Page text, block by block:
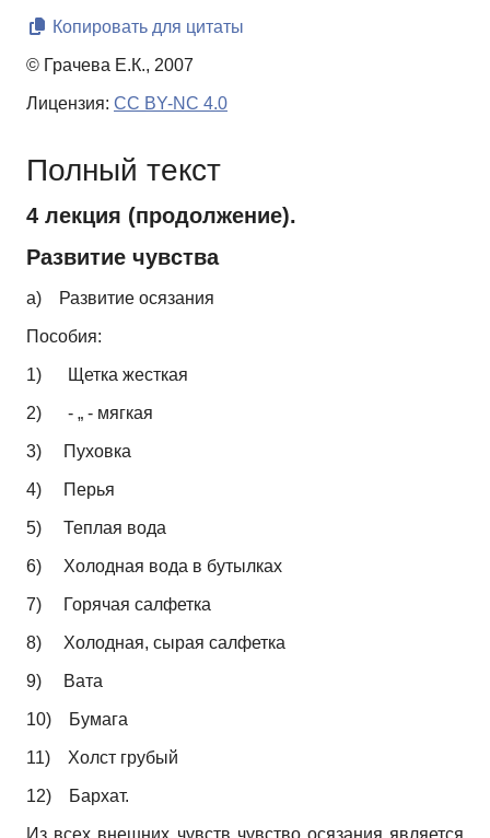
Копировать для цитаты
© Грачева Е.К., 2007
Лицензия: CC BY-NC 4.0
Полный текст
4 лекция (продолжение).
Развитие чувства
а) Развитие осязания
Пособия:
1) Щетка жесткая
2) - „ - мягкая
3) Пуховка
4) Перья
5) Теплая вода
6) Холодная вода в бутылках
7) Горячая салфетка
8) Холодная, сырая салфетка
9) Вата
10) Бумага
11) Холст грубый
12) Бархат.
Из всех внешних чувств чувство осязания является